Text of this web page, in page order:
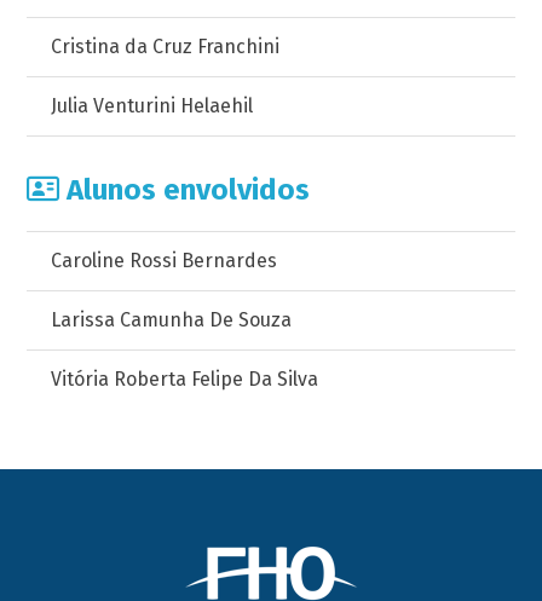
Cristina da Cruz Franchini
Julia Venturini Helaehil
Alunos envolvidos
Caroline Rossi Bernardes
Larissa Camunha De Souza
Vitória Roberta Felipe Da Silva